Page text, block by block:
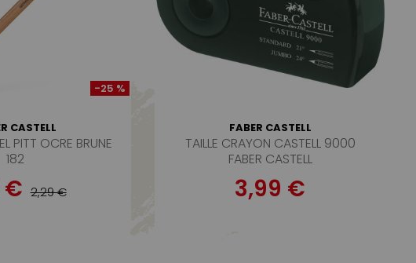
-25 %
CASTELL
PITT OCRE BRUNE
182
€ 2,29 €
FABER CASTELL
TAILLE CRAYON CASTELL 9000
FABER CASTELL
3,99 €